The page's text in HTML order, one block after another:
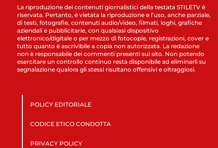
La riproduzione dei contenuti giornalistici della testata STILETV è
riservata. Pertanto, è vietata la riproduzione e l’uso, anche parziale,
di testi, fotografie, contenuti audio/video, filmati, loghi, grafiche
aziendali e pubblicitarie, con qualsiasi dispositivo
elettronico/digitale o per mezzo di fotocopie, registrazioni, cover e
tutto quanto è ascrivibile a copia non autorizzata. La redazione
non è responsabile dei commenti presenti sul sito. Non potendo
esercitare un controllo continuo resta disponibile ad eliminarli su
segnalazione qualora gli stessi risultano offensivi e oltraggiosi.
POLICY EDITORIALE
CODICE ETICO CONDOTTA
PRIVACY POLICY